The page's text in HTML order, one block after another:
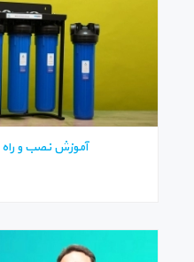
آموزش نصب و راه